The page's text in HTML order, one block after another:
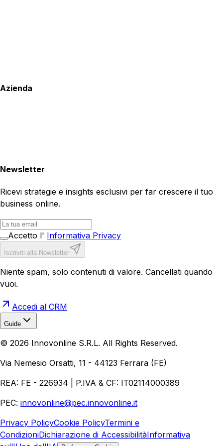
Azienda
Newsletter
Ricevi strategie e insights esclusivi per far crescere il tuo
business online.
Accetto l' Informativa Privacy
Iscriviti alla Newsletter
Niente spam, solo contenuti di valore. Cancellati quando
vuoi.
Accedi al CRM
Guide
Aziende Quanto Costa un Sito WebCome Fare
Ecommerce
Marketing Digitale
© 2026 Innovonline S.R.L. All Rights Reserved.
Via Nemesio Orsatti, 11 - 44123 Ferrara (FE)
REA: FE - 226934 | P.IVA & CF: IT02114000389
PEC: innovonline@pec.innovonline.it
Privacy PolicyCookie PolicyTermini e
CondizioniDichiarazione di AccessibilitàInformativa